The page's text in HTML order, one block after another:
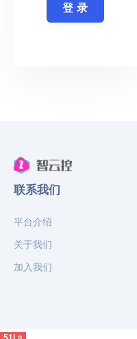
登 录
联系我们
平台介绍
关于我们
加入我们